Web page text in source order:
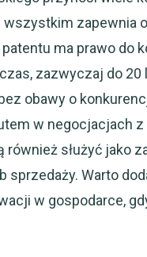
zapewnia
patentu ma prawo
zazwyczaj do
obawy o
w negocjacjach
służyć jako
sprzedaży. Warto
w gospodarce,